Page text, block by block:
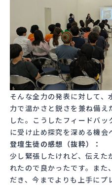
そんな全力の発表に対して
力で温かさと鋭さを兼ね備え
した。こうしたフィードバ
に受け止め探究を深める機会
登壇生徒の感想（抜粋）：
少し緊張したけれど、伝えた
れたので良かったです。また
だき、今までよりも上手にプ